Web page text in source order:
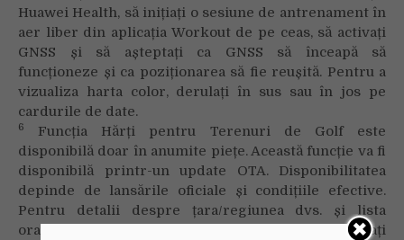
Huawei Health, să inițiați o sesiune de antrenament în
aer liber din aplicația Workout de pe ceas, să activați
GNSS și să așteptați ca GNSS să înceapă să
funcționeze și ca poziționarea să fie reușită. Pentru a
vizualiza harta color, derulați în sus sau în jos pe
cardurile de date.
6
Funcția Hărți pentru Terenuri de Golf este
disponibilă doar în anumite piețe. Această funcție va fi
disponibilă printr-un update OTA. Disponibilitatea
depinde de lansările oficiale și condițiile efective.
Pentru detalii despre țara/regiunea dvs. și lista
orașelor suportate, vizitați